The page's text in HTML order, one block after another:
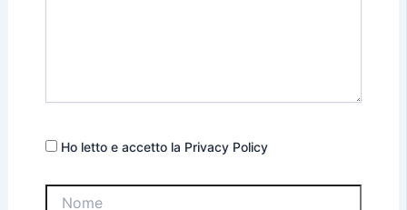
Ho letto e accetto la Privacy Policy